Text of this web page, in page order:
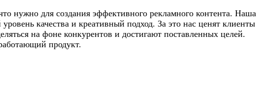
нужно для создания эффективного рекламного контента. Наша
качества и креативный подход. За это нас ценят клиенты
на фоне конкурентов и достигают поставленных целей.
продукт.